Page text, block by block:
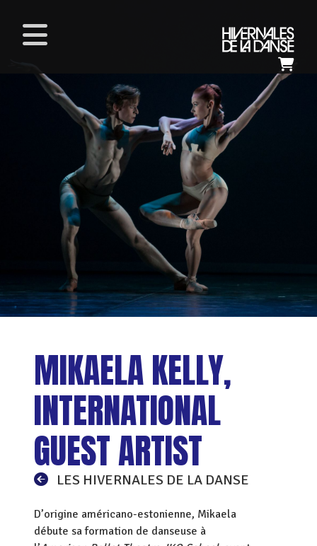
MIKAELA KELLY,
INTERNATIONAL
GUEST ARTIST
LES HIVERNALES DE LA DANSE
D’origine américano-estonienne, Mikaela
débute sa formation de danseuse à